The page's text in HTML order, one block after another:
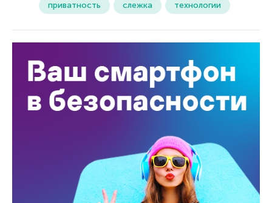
приватность слежка технологии